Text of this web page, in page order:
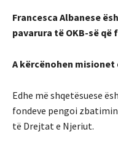
Francesca Albanese
pavarura të OKB-së që
A kërcënohen
Edhe më shqetësuese
fondeve pengoi
të Drejtat e Njeriut.